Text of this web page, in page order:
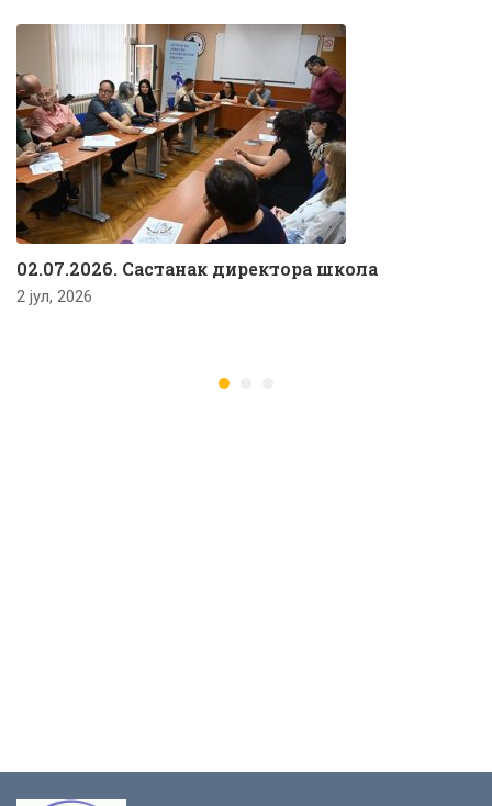
02.07.2026. Састанак директора школа
2 јул, 2026